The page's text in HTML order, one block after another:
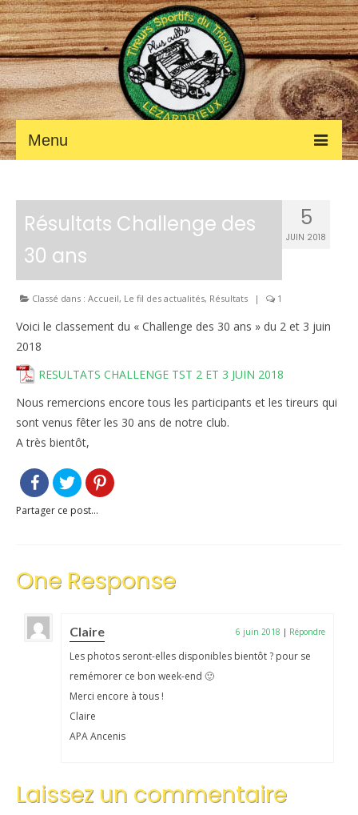
Menu
Fil des ACTUALITÉS
Petites annonces
Photos et vidéos
Le règlement intérieur TST
Les réglementations et documents
Les règles de sécurité
Les tirs pratiqués
Les équipements
Les catégories d’âges FFTIR
Présentation
Inscription 10M Centre Ville
COMPÉTITIONS
Inscriptions
CALENDRIERS TST
5
JUIN 2018
Résultats Challenge des
30 ans
Classé dans : Accueil, Le fil des actualités, Résultats | 1
Voici le classement du « Challenge des 30 ans » du 2 et 3 juin
2018
RESULTATS CHALLENGE TST 2 ET 3 JUIN 2018
Nous remercions encore tous les participants et les tireurs qui
sont venus fêter les 30 ans de notre club.
A très bientôt,
Partager ce post...
One Response
Claire 6 juin 2018 | Répondre
Les photos seront-elles disponibles bientôt ? pour se
remémorer ce bon week-end 🙂
Merci encore à tous !
Claire
APA Ancenis
Laissez un commentaire